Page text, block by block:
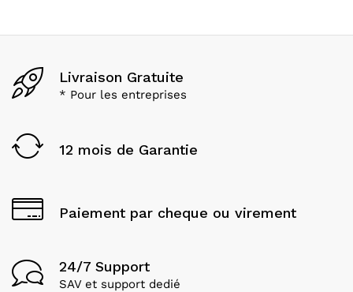
Livraison Gratuite
* Pour les entreprises
12 mois de Garantie
Paiement par cheque ou virement
24/7 Support
SAV et support dedié